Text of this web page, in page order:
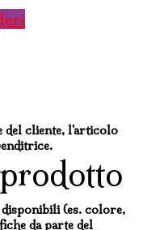
del cliente, l'articolo
(es. colore,
da parte del